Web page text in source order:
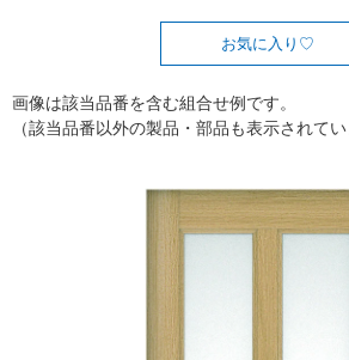
お気に入り
画像は該当品番を含む組合せ例です。
（該当品番以外の製品・部品も表示されてい